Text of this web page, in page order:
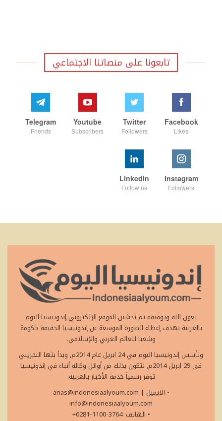
تابعونا على منصاتنا الاجتماعي
Facebook
Likes
Twitter
Followers
Youtube
Subscribers
Telegram
Friends
Instagram
Followers
Linkedin
Follow us
بعون الله وتوفيقه تم تدشين الموقع الإلكتروني إندونيسيا اليوم
بالعربية بهدف إعطاء الصورة الموسعة عن إندونيسيا الحقيقة حكومة
وشعبا للعالم العربي والإسلامي.
وتأسس إندونيسيا اليوم في 24 ابريل عام 2014م, وبدأ بثها التجريبي
في 29 ابريل 2014م, لتكون بذلك من أوائل وكالة أنباء في إندونيسيا
توفر رسمياً خدمة الأخبار بالعربية.
• الايميل
anas@indonesiaalyoum.com |
info@indonesiaalyoum.com
• الهاتف: 3764-1100-6281+